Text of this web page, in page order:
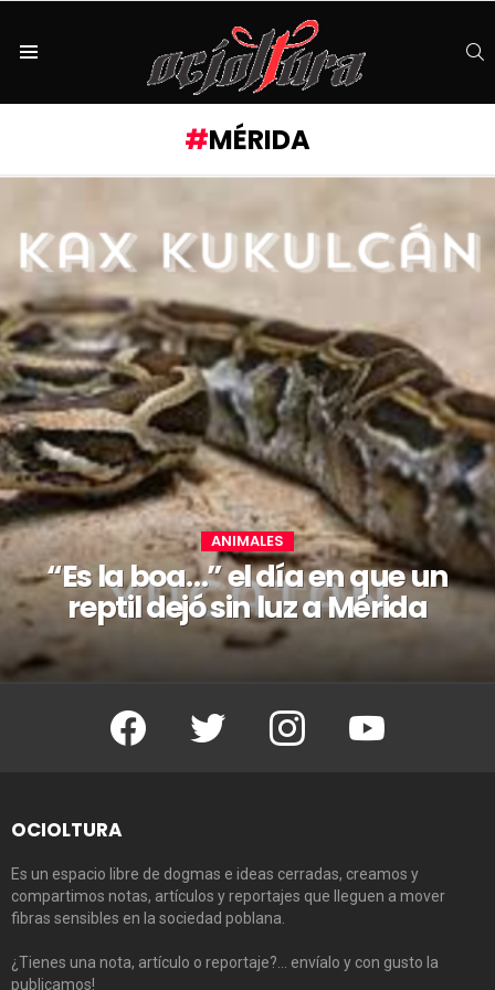
MÉRIDA
ANIMALES
“Es la boa…” el día en que un
reptil dejó sin luz a Mérida
Facebook Twitter Instagram Youtube
OCIOLTURA
Es un espacio libre de dogmas e ideas cerradas, creamos y
compartimos notas, artículos y reportajes que lleguen a mover
fibras sensibles en la sociedad poblana.
¿Tienes una nota, artículo o reportaje?… envíalo y con gusto la
publicamos!